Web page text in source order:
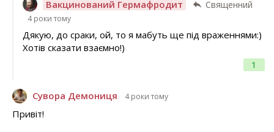
Вакцинований Гермафродит Священний
4 роки тому
1
Дякую, до сраки, ой, то я мабуть ще під враженнями:)
Хотів сказати взаємно!)
Сувора Демониця 4 роки тому
Привіт!